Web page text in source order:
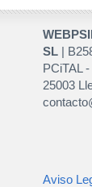
SL|
PCiTAL
25003
Aviso